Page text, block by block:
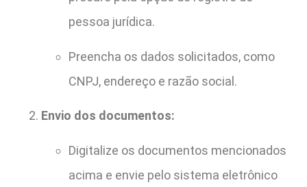
pessoa jurídica.
Preencha os dados solicitados, como
CNPJ, endereço e razão social.
Envio dos documentos:
Digitalize os documentos mencionados
acima e envie pelo sistema eletrônico